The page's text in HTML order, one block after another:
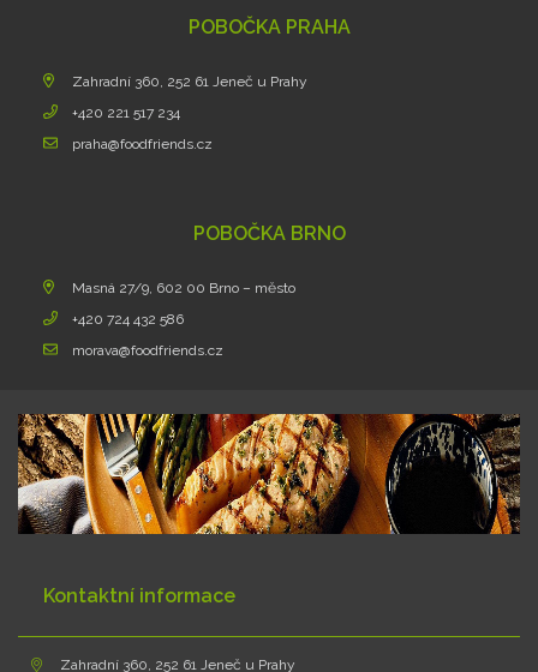
POBOČKA PRAHA
Zahradní 360, 252 61 Jeneč u Prahy
+420 221 517 234
praha@foodfriends.cz
POBOČKA BRNO
Masná 27/9, 602 00 Brno – město
+420 724 432 586
morava@foodfriends.cz
Kontaktní informace
Zahradní 360, 252 61 Jeneč u Prahy